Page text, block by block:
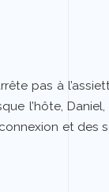
pas à
l’hôte,
et des